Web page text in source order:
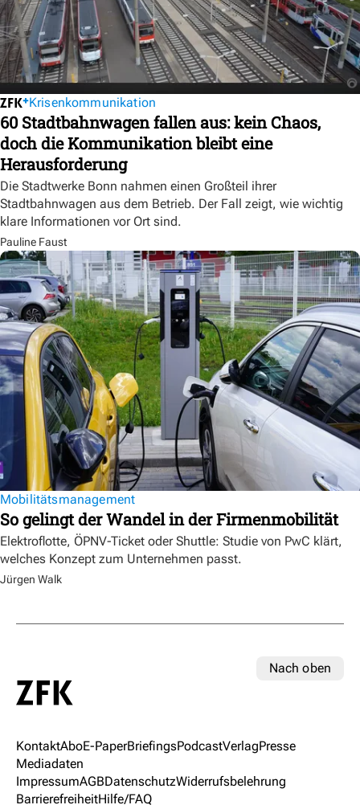
Krisenkommunikation
60 Stadtbahnwagen fallen aus: kein Chaos,
doch die Kommunikation bleibt eine
Herausforderung
Die Stadtwerke Bonn nahmen einen Großteil ihrer
Stadtbahnwagen aus dem Betrieb. Der Fall zeigt, wie wichtig
klare Informationen vor Ort sind.
Pauline Faust
Mobilitätsmanagement
So gelingt der Wandel in der Firmenmobilität
Elektroflotte, ÖPNV-Ticket oder Shuttle: Studie von PwC klärt,
welches Konzept zum Unternehmen passt.
Jürgen Walk
Nach oben
KontaktAboE-PaperBriefingsPodcastVerlagPresse
Mediadaten
ImpressumAGBDatenschutzWiderrufsbelehrung
BarrierefreiheitHilfe/FAQ